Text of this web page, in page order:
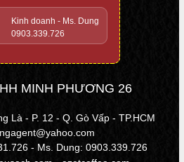
Kinh doanh - Ms. Dung
0903.339.726
MINH PHƯƠNG 26
Là - P. 12 - Q. Gò Vấp - TP.HCM
- Ms. Dung: 0903.339.726